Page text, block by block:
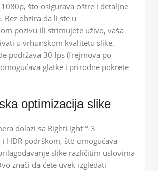
što osigurava oštre i detaljne
Bez obzira da li ste u
pozivu ili strimujete uživo, vaša
u vrhunskom kvalitetu slike.
podržava 30 fps (frejmova po
glatke i prirodne pokrete
optimizacija slike
dolazi sa RightLight™ 3
HDR podrškom, što omogućava
slike različitim uslovima
znači da ćete uvek izgledati